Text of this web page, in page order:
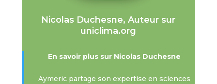
Nicolas Duchesne, Auteur sur
uniclima.org
En savoir plus sur Nicolas Duchesne
Aymeric partage son expertise en sciences